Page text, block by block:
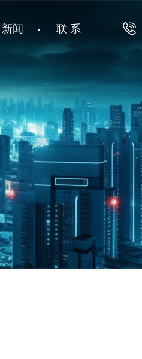
新闻 联 系